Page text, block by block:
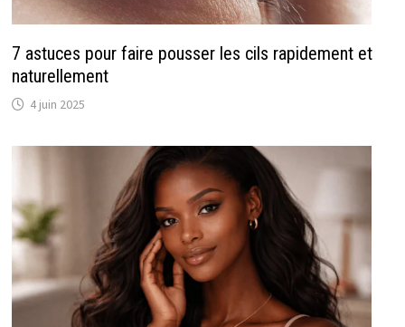
7 astuces pour faire pousser les cils rapidement et
naturellement
4 juin 2025